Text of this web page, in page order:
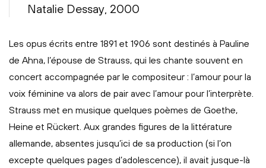
Natalie Dessay, 2000
Les opus écrits entre 1891 et 1906 sont destinés à Pauline
de Ahna, l’épouse de Strauss, qui les chante souvent en
concert accompagnée par le compositeur : l’amour pour la
voix féminine va alors de pair avec l’amour pour l’interprète.
Strauss met en musique quelques poèmes de Goethe,
Heine et Rückert. Aux grandes figures de la littérature
allemande, absentes jusqu’ici de sa production (si l’on
excepte quelques pages d’adolescence), il avait jusque-là